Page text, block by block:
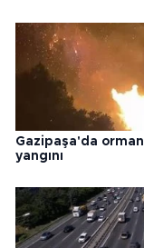
Gazipaşa'da orman
yangını